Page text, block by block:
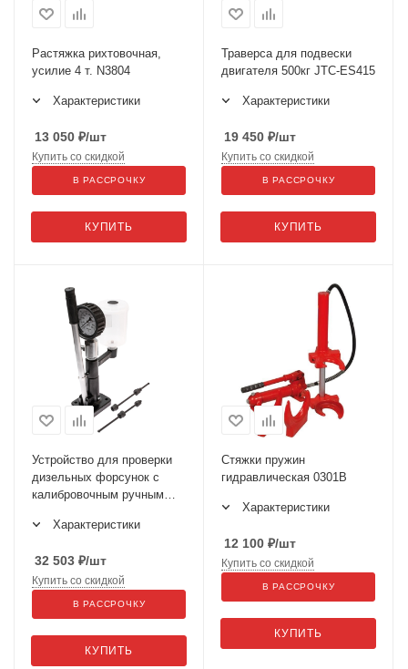
Растяжка рихтовочная,
усилие 4 т. N3804
Характеристики
13 050 ₽/шт
КУПИТЬ
Купить со скидкой
В РАССРОЧКУ
Траверса для подвески
двигателя 500кг JTC-ES415
Характеристики
19 450 ₽/шт
КУПИТЬ
Купить со скидкой
В РАССРОЧКУ
Устройство для проверки
дизельных форсунок с
калибровочным ручным
Характеристики
32 503 ₽/шт
КУПИТЬ
Купить со скидкой
В РАССРОЧКУ
Стяжки пружин
гидравлическая 0301B
Характеристики
12 100 ₽/шт
КУПИТЬ
Купить со скидкой
В РАССРОЧКУ